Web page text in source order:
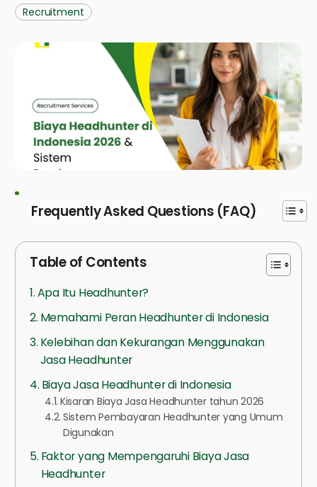
Recruitment
Frequently Asked Questions (FAQ)
Table of Contents
Apa Itu Headhunter?
Memahami Peran Headhunter di Indonesia
Kelebihan dan Kekurangan Menggunakan
Jasa Headhunter
Biaya Jasa Headhunter di Indonesia
Kisaran Biaya Jasa Headhunter tahun 2026
Sistem Pembayaran Headhunter yang Umum
Digunakan
Faktor yang Mempengaruhi Biaya Jasa
Headhunter